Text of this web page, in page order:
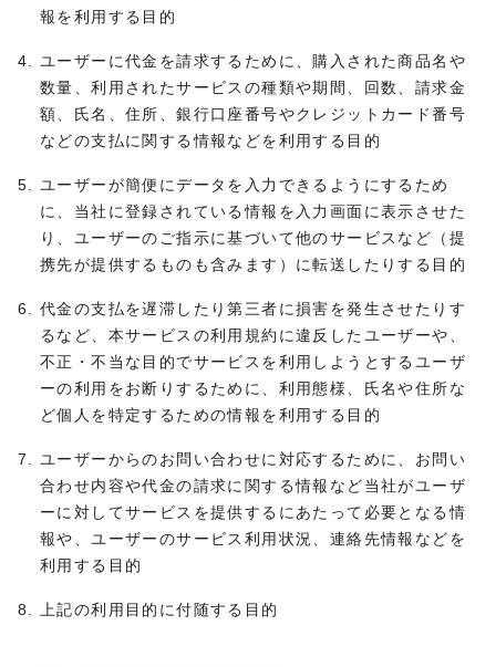
報を利用する目的
ユーザーに代金を請求するために、購入された商品名や
数量、利用されたサービスの種類や期間、回数、請求金
額、氏名、住所、銀行口座番号やクレジットカード番号
などの支払に関する情報などを利用する目的
ユーザーが簡便にデータを入力できるようにするため
に、当社に登録されている情報を入力画面に表示させた
り、ユーザーのご指示に基づいて他のサービスなど（提
携先が提供するものも含みます）に転送したりする目的
代金の支払を遅滞したり第三者に損害を発生させたりす
るなど、本サービスの利用規約に違反したユーザーや、
不正・不当な目的でサービスを利用しようとするユーザ
ーの利用をお断りするために、利用態様、氏名や住所な
ど個人を特定するための情報を利用する目的
ユーザーからのお問い合わせに対応するために、お問い
合わせ内容や代金の請求に関する情報など当社がユーザ
ーに対してサービスを提供するにあたって必要となる情
報や、ユーザーのサービス利用状況、連絡先情報などを
利用する目的
上記の利用目的に付随する目的